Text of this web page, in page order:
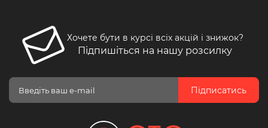
Хочете бути в курсі всіх акцій і знижок?
Підпишіться на нашу розсилку
Підписатись